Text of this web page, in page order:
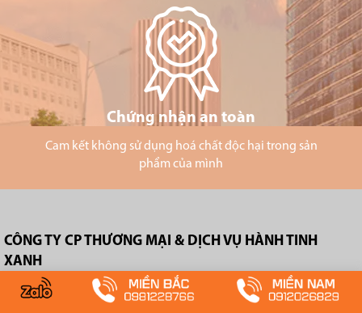
Chứng nhận an toàn
Cam kết không sử dụng hoá chất độc hại trong sản
phẩm của mình
CÔNG TY CP THƯƠNG MẠI & DỊCH VỤ HÀNH TINH
XANH
TRỤ SỞ